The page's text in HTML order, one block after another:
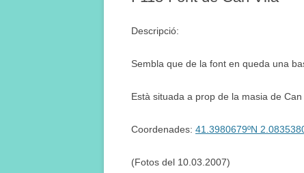
Descripció:
Sembla que de la font en queda una
Està situada a prop de la masia de Can
Coordenades: 41.3980679ºN
(Fotos del 10.03.2007)